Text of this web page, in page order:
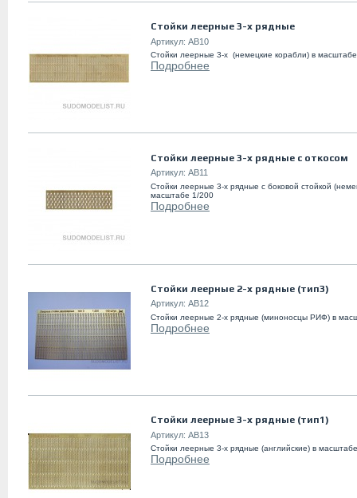
Стойки леерные 3-х рядные
Артикул: AB10
Стойки леерные 3-х (немецкие корабли) в
Подробнее
Стойки леерные 3-х рядные с откосом
Артикул: AB11
Стойки леерные 3-х рядные с боковой стойкой
масштабе 1/200
Подробнее
Стойки леерные 2-х рядные (тип3)
Артикул: AB12
Стойки леерные 2-х рядные (миноносцы РИФ) в
Подробнее
Стойки леерные 3-х рядные (тип1)
Артикул: AB13
Стойки леерные 3-х рядные (английские) в
Подробнее